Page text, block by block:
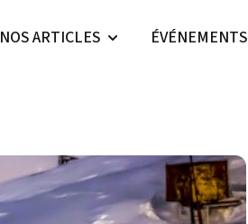
NOS ARTICLES ÉVÉNEMENTS